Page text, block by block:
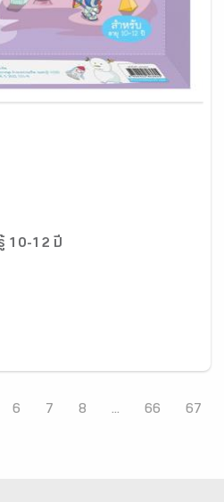
10-12 ปี
6 7 8 ... 66 67